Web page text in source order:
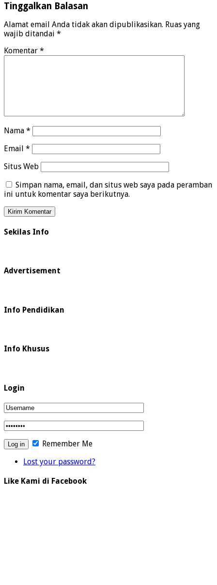
Tinggalkan Balasan
Alamat email Anda tidak akan dipublikasikan. Ruas yang
wajib ditandai *
Komentar *
Nama *
Email *
Situs Web
Simpan nama, email, dan situs web saya pada peramban
ini untuk komentar saya berikutnya.
Sekilas Info
Advertisement
Info Pendidikan
Info Khusus
Login
Remember Me
Lost your password?
Like Kami di Facebook